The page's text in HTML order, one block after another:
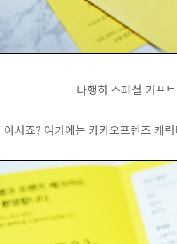
다행히 스페셜 기프
아시죠? 여기에는 카카오프렌즈 캐